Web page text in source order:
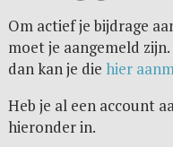
Om actief je bijdrage
moet je aangemeld
dan kan je die hier
Heb je al een account
hieronder in.